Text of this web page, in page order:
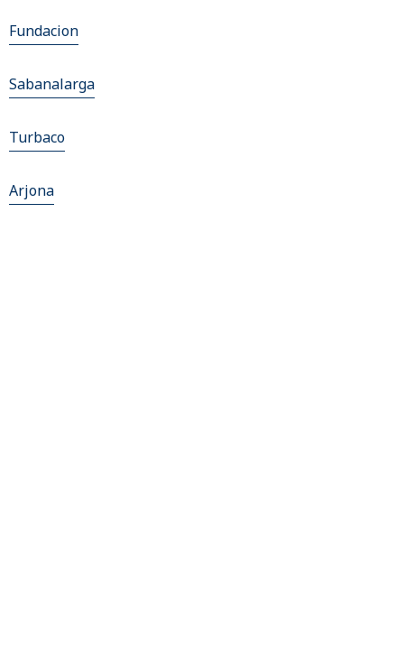
Fundacion
Sabanalarga
Turbaco
Arjona